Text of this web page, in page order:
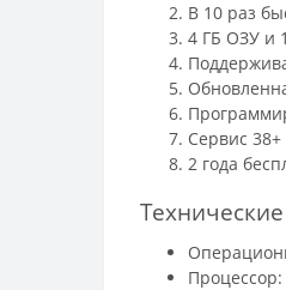
В 10 раз
4 ГБ ОЗУ и
Сервис 38+
2 года